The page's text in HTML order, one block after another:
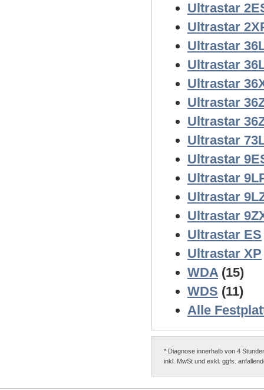
Ultrastar
Ultrastar
Ultrastar
Ultrastar
Ultrastar
Ultrastar
Ultrastar
Ultrastar
Ultrastar
Ultrastar
Ultrastar
Ultrastar
Ultrastar ES
Ultrastar XP
WDA (15)
WDS (11)
Alle
* Diagnose innerhalb von 4
inkl. MwSt und exkl. ggfs.